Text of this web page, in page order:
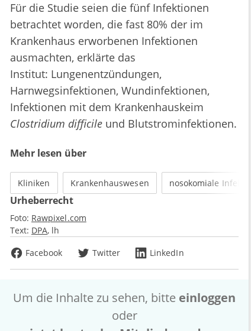
Für die Studie seien die fünf Infektionen
betrachtet worden, die fast 80% der im
Krankenhaus erworbenen Infektionen
ausmachten, erklärte das
Institut: Lungenentzündungen,
Harnwegsinfektionen, Wundinfektionen,
Infektionen mit dem Krankenhauskeim
Clostridium difficile und Blutstrominfektionen.
Mehr lesen über
Kliniken Krankenhauswesen nosokomiale
Urheberrecht
Foto: Rawpixel.com
Text: DPA lh
Facebook
Twitter LinkedIn
Um die Inhalte zu sehen, bitte einloggen
oder